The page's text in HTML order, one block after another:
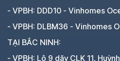
- VPBH: DDD10 - Vinhomes
- VPBH: DLBM36 - Vinhomes
TẠI BẮC NINH:
- VPBH: Lô 9 dãy CLK 11,